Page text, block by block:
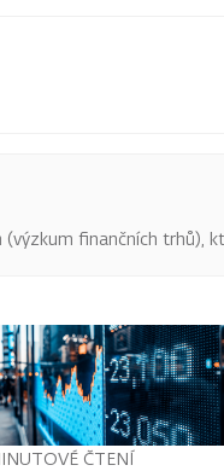
(výzkum finančních
ČTENÍ